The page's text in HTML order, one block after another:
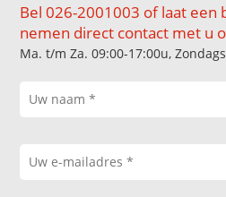
Bel 026-2001003 of laat een
nemen direct contact met u
Ma. t/m Za. 09:00-17:00u,